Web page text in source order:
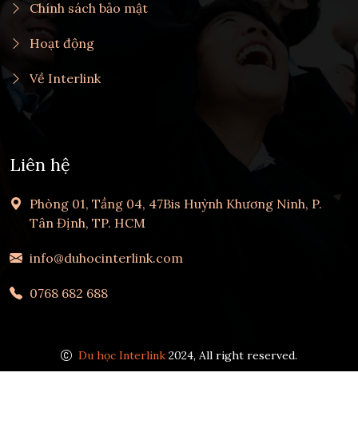
Chính sách bảo mật
Hoạt động
Về Interlink
Liên hệ
Phòng 01, Tầng 04, 47Bis Huỳnh Khương Ninh, P.
Tân Định, TP. HCM
info@duhocinterlink.com
0768 682 688
Du học Interlink 2024, All right reserved.